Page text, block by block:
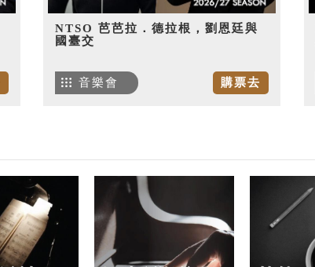
NTSO 芭芭拉．德拉根，劉恩廷與
國臺交
購票去
音樂會